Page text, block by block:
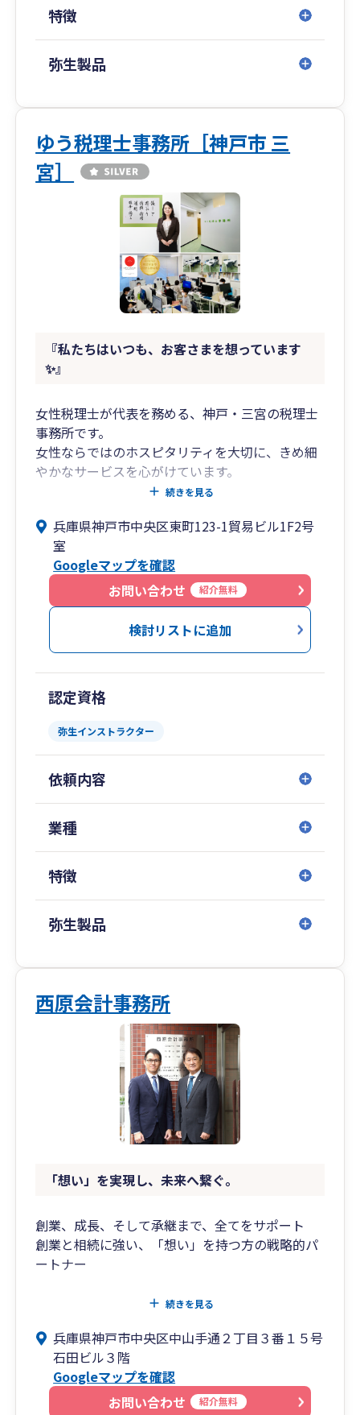
特徴
弥生製品
ゆう税理士事務所［神戸市 三
宮］
『私たちはいつも、お客さまを想っています
✨』
女性税理士が代表を務める、神戸・三宮の税理士
事務所です。
女性ならではのホスピタリティを大切に、きめ細
やかなサービスを心がけています。
初めての方でも安心して話せる【✨とことん話せ
🤝お客さまとのつながりを大切に
私たちは、ひとりひとりのお客様との“つなが
り”を大切にしています。 定期的な面談を通して
「お客様の今」を知るとともに、 「お客さまの
今」をお伝えできるよう日々業務に取り組んでい
ます。
ゆう税理士事務所は、創業から経営成長までを一
貫して支援します。
創業期には事業基盤を整え、安心してスタートで
きる体制づくりを。
経営期には「基盤整備」と「事業成長」のサイク
ルを回し、数字に基づく経営支援で成長企業へサ
ポートします。
💌無料相談のご案内
経営の悩みは尽きないもの。 まずは、ゆう税理
士事務所のホームページからお気軽にご相談くだ
さい。 お客様の大切な瞬間に、最適なご提案を
トいたします。
🏢アクセス
JR・阪神・阪急・地下鉄「三宮駅」各駅下車 神
戸市役所本庁南側、東遊園地の西側・旧居留地エ
リアにございます。 東遊園地の開放感と、人が集
う温かな雰囲気が調和する場所です。
初めての方でも、安心してお越しいただけます。
🌷 代表からのひとこと
人生や事業に寄り添う“パートナー”でありたいと
れからもお客様の未来に伴走いたします。
続きを見る
兵庫県神戸市中央区東町123-1貿易ビル1F2号
室
Googleマップを確認
お問い合わせ
紹介無料
検討リストに追加
認定資格
弥生インストラクター
依頼内容
業種
特徴
弥生製品
西原会計事務所
「想い」を実現し、未来へ繋ぐ。
創業、成長、そして承継まで、全てをサポート
創業と相続に強い、「想い」を持つ方の戦略的パ
ートナー
◇ 兵庫・大阪エリア
◇ もちろんリモート対応可能
◇ 実績×AIによる最適な帳簿作成支援
◇ 経営者の想いに沿った財務分析・税務対策
続きを見る
兵庫県神戸市中央区中山手通２丁目３番１５号
石田ビル３階
Googleマップを確認
お問い合わせ
紹介無料